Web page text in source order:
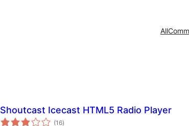
All
Shoutcast Icecast HTML5 Radio Player
(16གདེང་
)